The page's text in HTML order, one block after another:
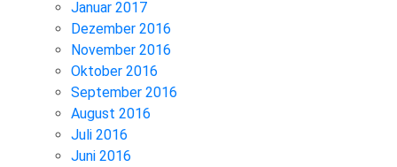
Januar 2017
Dezember 2016
November 2016
Oktober 2016
September 2016
August 2016
Juli 2016
Juni 2016